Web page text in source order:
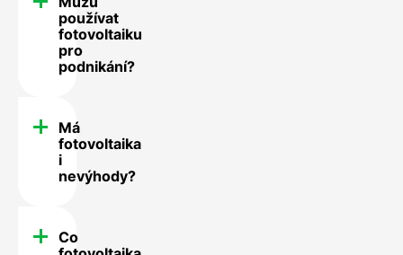
používat
fotovoltaiku
pro
podnikání?
Má
fotovoltaika
i
nevýhody?
Co